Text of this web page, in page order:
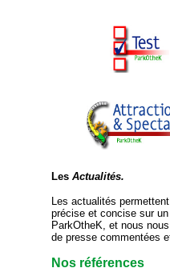
Les Actualités.
Les actualités
précise et concise sur
ParkOtheK, et nous
de presse commentées
Nos références